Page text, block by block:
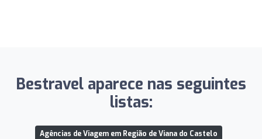
Bestravel aparece nas seguintes
listas:
Agências de Viagem em Região de Viana do Castelo